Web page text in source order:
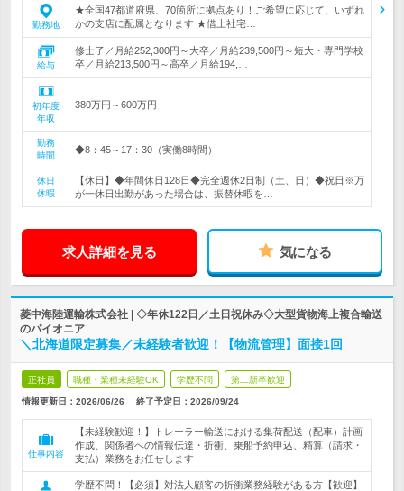
勤務地
★全国47都道府県、70箇所に拠点あり！ご希望に応じて、いずれ
かの支店に配属となります ★借上社宅…
給与
修士了／月給252,300円～大卒／月給239,500円～短大・専門学校
卒／月給213,500円～高卒／月給194,…
初年度
年収
380万円～600万円
勤務
時間
◆8：45～17：30（実働8時間）
休日
休暇
【休日】◆年間休日128日◆完全週休2日制（土、日）◆祝日※万
が一休日出勤があった場合は、振替休暇を…
求人詳細を見る 気になる
菱中海陸運輸株式会社 | ◇年休122日／土日祝休み◇大型貨物海上複合輸送
のパイオニア
＼北海道限定募集／未経験者歓迎！【物流管理】面接1回
正社員 職種・業種未経験OK 学歴不問 第二新卒歓迎
情報更新日：2026/06/26 終了予定日： 2026/09/24
仕事内容
【未経験歓迎！】トレーラー輸送における集荷配送（配車）計画
作成、関係者への情報伝達・折衝、乗船予約申込、精算（請求・
支払）業務をお任せします
学歴不問！【必須】対法人顧客の折衝業務経験がある方【歓迎】